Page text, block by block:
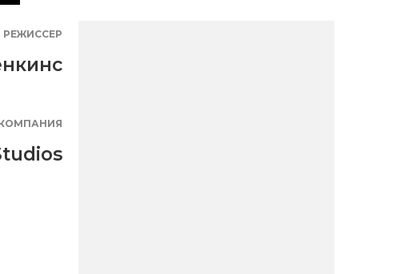
РЕЖИССЕР